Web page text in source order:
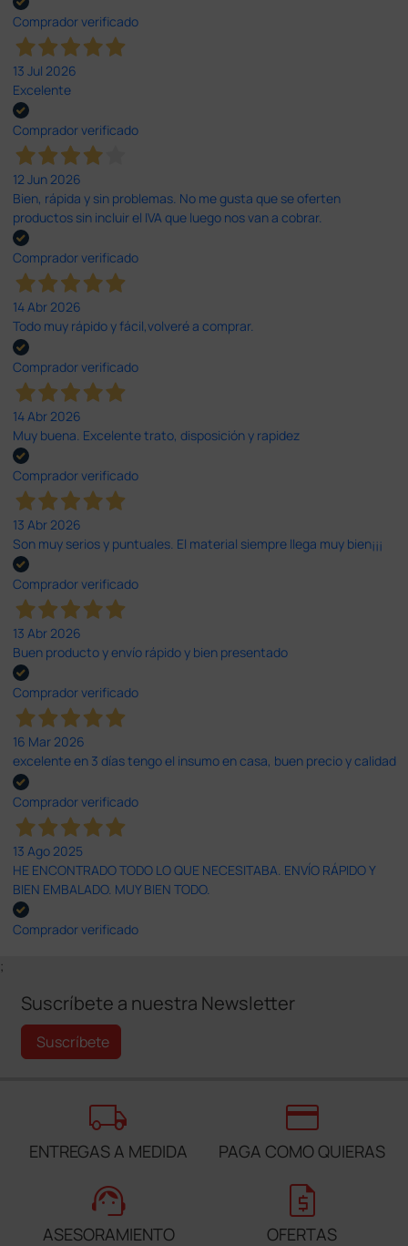
Comprador verificado
13 Jul 2026
Excelente
Comprador verificado
12 Jun 2026
Bien, rápida y sin problemas. No me gusta que se oferten
productos sin incluir el IVA que luego nos van a cobrar.
Comprador verificado
14 Abr 2026
Todo muy rápido y fácil,volveré a comprar.
Comprador verificado
14 Abr 2026
Muy buena. Excelente trato, disposición y rapidez
Comprador verificado
13 Abr 2026
Son muy serios y puntuales. El material siempre llega muy bien¡¡¡
Comprador verificado
13 Abr 2026
Buen producto y envío rápido y bien presentado
Comprador verificado
16 Mar 2026
excelente en 3 días tengo el insumo en casa, buen precio y calidad
Comprador verificado
13 Ago 2025
HE ENCONTRADO TODO LO QUE NECESITABA. ENVÍO RÁPIDO Y
BIEN EMBALADO. MUY BIEN TODO.
Comprador verificado
;
Suscríbete a nuestra Newsletter
Suscríbete
local_shipping
ENTREGAS A MEDIDA
credit_card
PAGA COMO QUIERAS
support_agent
ASESORAMIENTO
request_quote
OFERTAS